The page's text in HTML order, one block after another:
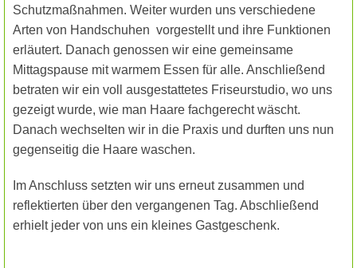
Schutzmaßnahmen. Weiter wurden uns verschiedene
Arten von Handschuhen vorgestellt und ihre Funktionen
erläutert. Danach genossen wir eine gemeinsame
Mittagspause mit warmem Essen für alle. Anschließend
betraten wir ein voll ausgestattetes Friseurstudio, wo uns
gezeigt wurde, wie man Haare fachgerecht wäscht.
Danach wechselten wir in die Praxis und durften uns nun
gegenseitig die Haare waschen.
Im Anschluss setzten wir uns erneut zusammen und
reflektierten über den vergangenen Tag. Abschließend
erhielt jeder von uns ein kleines Gastgeschenk.